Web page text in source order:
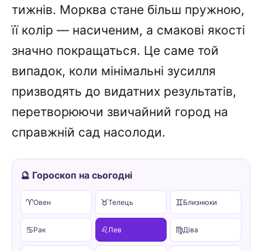
тижнів. Морква стане більш пружною,
її колір — насиченим, а смакові якості
значно покращаться. Це саме той
випадок, коли мінімальні зусилля
призводять до видатних результатів,
перетворюючи звичайний город на
справжній сад насолоди.
🔮 Гороскоп на сьогодні
♈Овен ♉Телець ♊Близнюки
♋Рак ♌ Лев ♍Діва